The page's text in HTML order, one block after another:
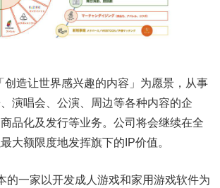
创造让世界感兴趣的内容」为愿景，从事
演唱会、公演、周边等各种内容的企
品化及发行等业务。公司将会继续在全
大额限度地发挥旗下的IP价值。
的一家以开发成人游戏和家用游戏软件为